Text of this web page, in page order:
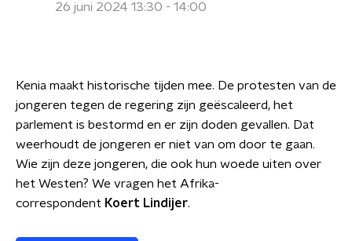
26 juni 2024 13:30 - 14:00
Kenia maakt historische tijden mee. De protesten van de
jongeren tegen de regering zijn geëscaleerd, het
parlement is bestormd en er zijn doden gevallen. Dat
weerhoudt de jongeren er niet van om door te gaan.
Wie zijn deze jongeren, die ook hun woede uiten over
het Westen? We vragen het Afrika-
correspondent Koert Lindijer.